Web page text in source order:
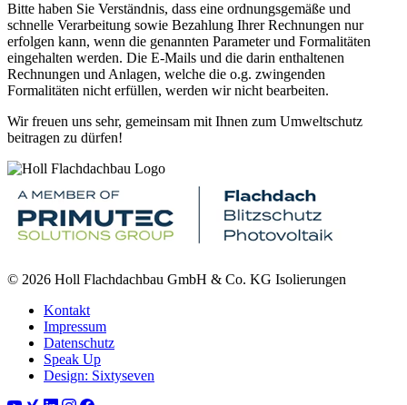
Bitte haben Sie Verständnis, dass eine ordnungsgemäße und
schnelle Verarbeitung sowie Bezahlung Ihrer Rechnungen nur
erfolgen kann, wenn die genannten Parameter und Formalitäten
eingehalten werden. Die E-Mails und die darin enthaltenen
Rechnungen und Anlagen, welche die o.g. zwingenden
Formalitäten nicht erfüllen, werden wir nicht bearbeiten.
Wir freuen uns sehr, gemeinsam mit Ihnen zum Umweltschutz
beitragen zu dürfen!
© 2026 Holl Flachdachbau GmbH & Co. KG Isolierungen
Kontakt
Impressum
Datenschutz
Speak Up
Design: Sixtyseven